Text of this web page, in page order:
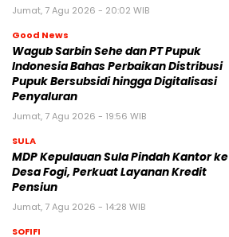
Jumat, 7 Agu 2026 - 20:02 WIB
Good News
Wagub Sarbin Sehe dan PT Pupuk
Indonesia Bahas Perbaikan Distribusi
Pupuk Bersubsidi hingga Digitalisasi
Penyaluran
Jumat, 7 Agu 2026 - 19:56 WIB
SULA
MDP Kepulauan Sula Pindah Kantor ke
Desa Fogi, Perkuat Layanan Kredit
Pensiun
Jumat, 7 Agu 2026 - 14:28 WIB
SOFIFI